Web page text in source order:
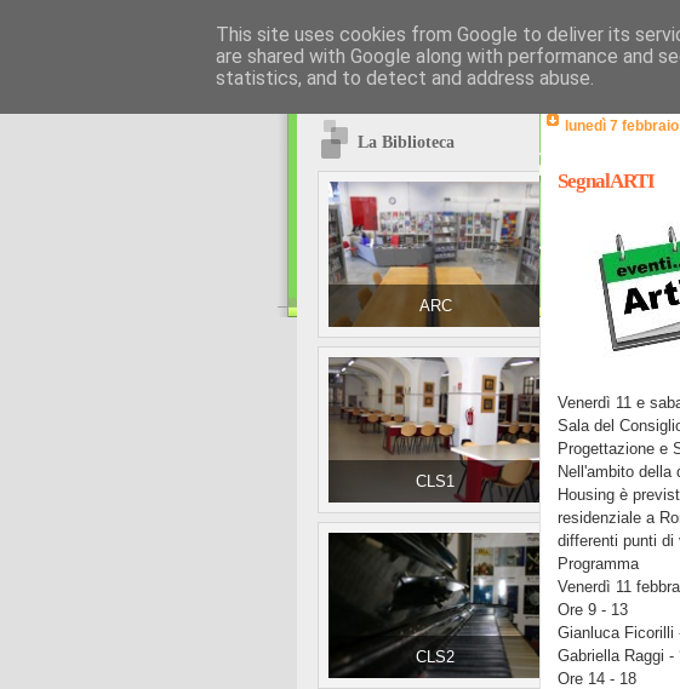
La Biblioteca
ARC
CLS1
CLS2
lunedì 7 febbraio
SegnalARTI
Venerdì 11 e
Sala del
Progettazione e
Nell'ambito della
Housing è
residenziale a
differenti punti di
Programma
Venerdì 11
Ore 9 - 13
Gianluca Ficorilli
Gabriella Raggi -
Ore 14 - 18
This site uses cookies from Google to deliver its
are shared with Google along with performance and
statistics, and to detect and address abuse.